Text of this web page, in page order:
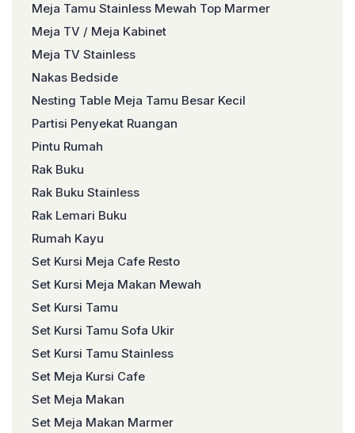
Meja Tamu Stainless Mewah Top Marmer
Meja TV / Meja Kabinet
Meja TV Stainless
Nakas Bedside
Nesting Table Meja Tamu Besar Kecil
Partisi Penyekat Ruangan
Pintu Rumah
Rak Buku
Rak Buku Stainless
Rak Lemari Buku
Rumah Kayu
Set Kursi Meja Cafe Resto
Set Kursi Meja Makan Mewah
Set Kursi Tamu
Set Kursi Tamu Sofa Ukir
Set Kursi Tamu Stainless
Set Meja Kursi Cafe
Set Meja Makan
Set Meja Makan Marmer